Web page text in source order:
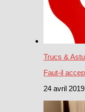
Trucs &
Faut-il
24 avril 2019